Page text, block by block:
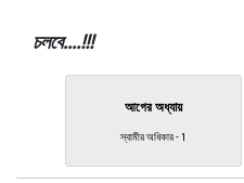
চলবে....!!!
আগের অধ্যায়
স্বামীর অধিকার - 1